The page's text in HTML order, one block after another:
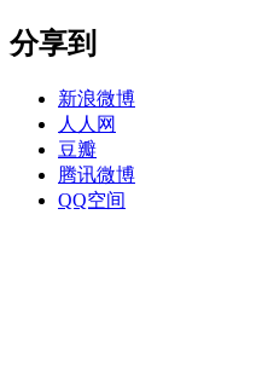
分享到
新浪微博
人人网
豆瓣
腾讯微博
QQ空间